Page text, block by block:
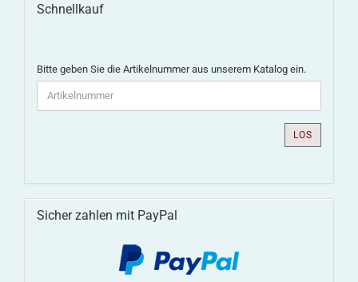
Schnellkauf
Bitte geben Sie die Artikelnummer aus unserem Katalog ein.
LOS
Sicher zahlen mit PayPal